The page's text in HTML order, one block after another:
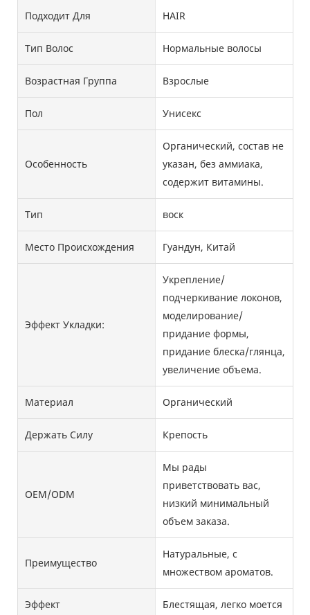
Подходит Для HAIR
Тип Волос Нормальные волосы
Возрастная Группа Взрослые
Пол Унисекс
Особенность
Органический, состав не
указан, без аммиака,
содержит витамины.
Тип воск
Место Происхождения Гуандун, Китай
Эффект Укладки:
Укрепление/
подчеркивание локонов,
моделирование/
придание формы,
придание блеска/глянца,
увеличение объема.
Материал Органический
Держать Силу Крепость
OEM/ODM
Мы рады
приветствовать вас,
низкий минимальный
объем заказа.
Преимущество
Натуральные, с
множеством ароматов.
Эффект Блестящая, легко моется